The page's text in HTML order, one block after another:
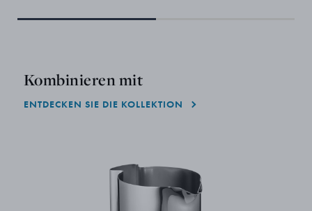
Kombinieren mit
ENTDECKEN SIE DIE KOLLEKTION